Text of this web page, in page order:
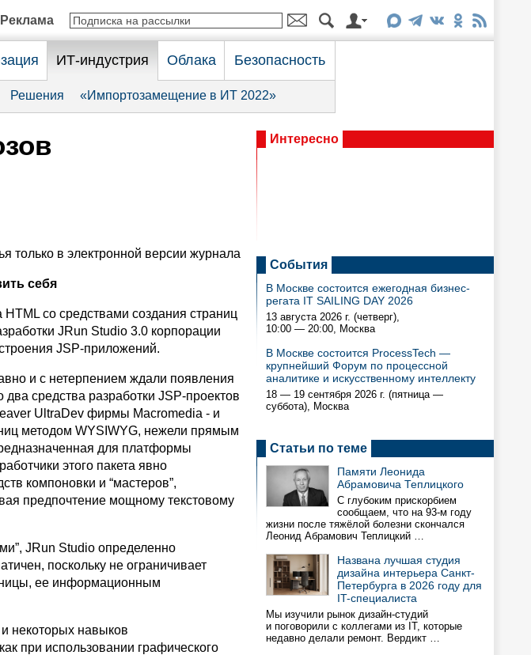
Реклама
ИТ-индустрия Облака Безопасность
Решения «Импортозамещение в ИТ 2022»
только в электронной версии журнала
себя
со средствами создания страниц
JRun Studio 3.0 корпорации
JSP-приложений.
и с нетерпением ждали появления
средства разработки JSP-проектов
UltraDev фирмы Macromedia - и
методом WYSIWYG, нежели прямым
для платформы
этого пакета явно
компоновки и “мастеров”,
предпочтение мощному текстовому
JRun Studio определенно
поскольку не ограничивает
ее информационным
некоторых навыков
при использовании графического
Интересно
События
В Москве состоится ежегодная бизнес-
регата IT SAILING DAY 2026
13 августа 2026 г. (четверг),
10:00 — 20:00, Москва
В Москве состоится ProcessTech —
крупнейший Форум по процессной
аналитике и искусственному интеллекту
18 — 19 сентября 2026 г. (пятница —
суббота), Москва
Статьи по теме
Памяти Леонида
Абрамовича Теплицкого
С глубоким прискорбием
сообщаем, что на 93-м году
жизни после тяжёлой болезни скончался
Леонид Абрамович Теплицкий …
Названа лучшая студия
дизайна интерьера Санкт-
Петербурга в 2026 году для
IT-специалиста
Мы изучили рынок дизайн-студий
и поговорили с коллегами из IT, которые
недавно делали ремонт. Вердикт …